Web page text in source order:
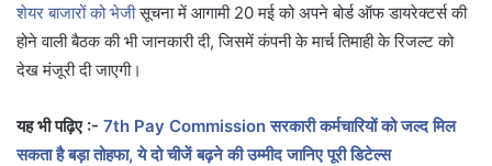
शेयर बाजारों को भेजीसूचना में आगामी 20 मई को अपने बोर्ड ऑफ डायरेक्टर्स की
होने वाली बैठक की भी जानकारी दी, जिसमें कंपनी के मार्च तिमाही के रिजल्ट को
देख मंजूरी दी जाएगी।
यह भी पढ़िए :- 7th Pay Commission सरकारी कर्मचारियों को जल्द मिल
सकता है बड़ा तोहफा, ये दो चीजें बढ़ने की उम्मीद जानिए पूरी डिटेल्स